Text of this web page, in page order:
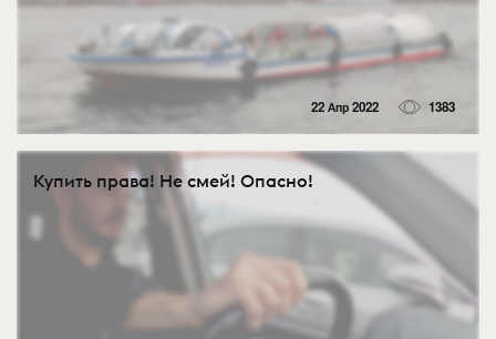
22 Апр 2022 1383
Купить права! Не смей! Опасно!